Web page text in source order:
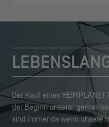
Der Kauf eines
der Beginn unserer
sind immer da wenn unsere